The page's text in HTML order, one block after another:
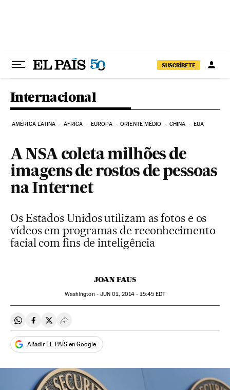
SUSCRÍBETE
Internacional
AMÉRICA LATINA ÁFRICA EUROPA ORIENTE MÉDIO CHINA EUA
A NSA coleta milhões de
imagens de rostos de pessoas
na Internet
Os Estados Unidos utilizam as fotos e os
vídeos em programas de reconhecimento
facial com fins de inteligência
JOAN FAUS
Washington - JUN 01, 2014 - 15:45EDT
Compartir en Whatsapp
Compartir en Facebook
Compartir en Twitter
Desplegar Redes Sociales
Añadir EL PAÍS en Google